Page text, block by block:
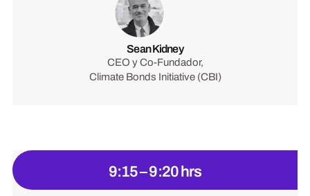
Sean Kidney
CEO y Co-Fundador,
Climate Bonds Initiative (CBI)
9:15 – 9:20 hrs